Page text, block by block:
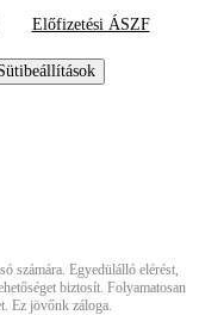
Előfizetési ÁSZF
számára. Egyedülálló elérést,
biztosít. Folyamatosan
Ez jövőnk záloga.